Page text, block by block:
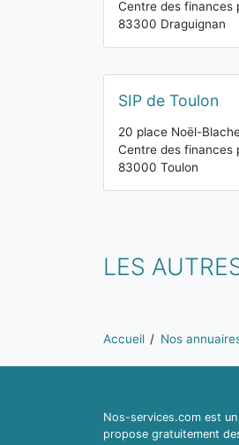
Centre des finances
83300 Draguignan
SIP de Toulon
20 place Noël-
Centre des finances
83000 Toulon
LES
Vous êtes ici:
Accueil Nos
Nos-services.com est
propose gratuitement